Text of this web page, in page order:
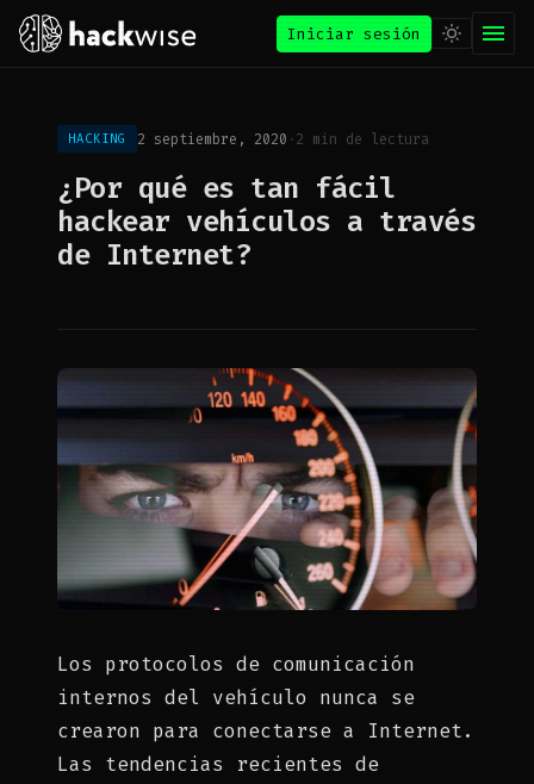
Iniciar sesión
HACKING 2 septiembre, 2020 ·2 min de lectura
¿Por qué es tan fácil
hackear vehículos a través
de Internet?
Los protocolos de comunicación
internos del vehículo nunca se
crearon para conectarse a Internet.
Las tendencias recientes de